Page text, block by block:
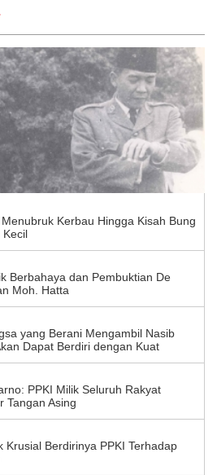
Kerbau Hingga Kisah Bung
Kecil
Berbahaya dan Pembuktian De
Moh. Hatta
yang Berani Mengambil Nasib
Dapat Berdiri dengan Kuat
PPKI Milik Seluruh Rakyat
Tangan Asing
Krusial Berdirinya PPKI Terhadap